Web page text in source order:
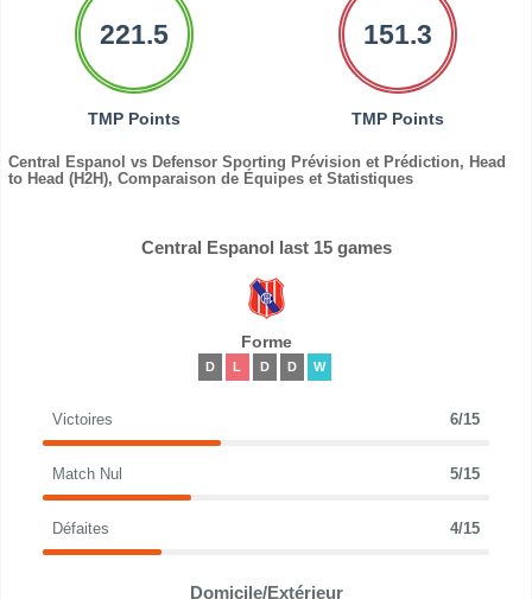
221.5
TMP Points
151.3
TMP Points
Central Espanol vs Defensor Sporting Prévision et Prédiction, Head
to Head (H2H), Comparaison de Équipes et Statistiques
Central Espanol last 15 games
Forme
D L D D W
Victoires 6/15
Match Nul 5/15
Défaites 4/15
Domicile/Extérieur